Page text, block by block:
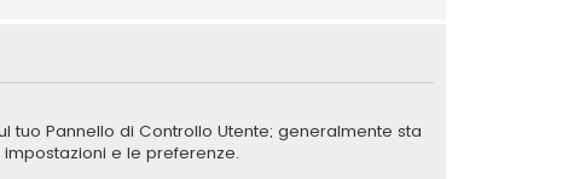
tuo Pannello di Controllo Utente; generalmente sta
e le preferenze.